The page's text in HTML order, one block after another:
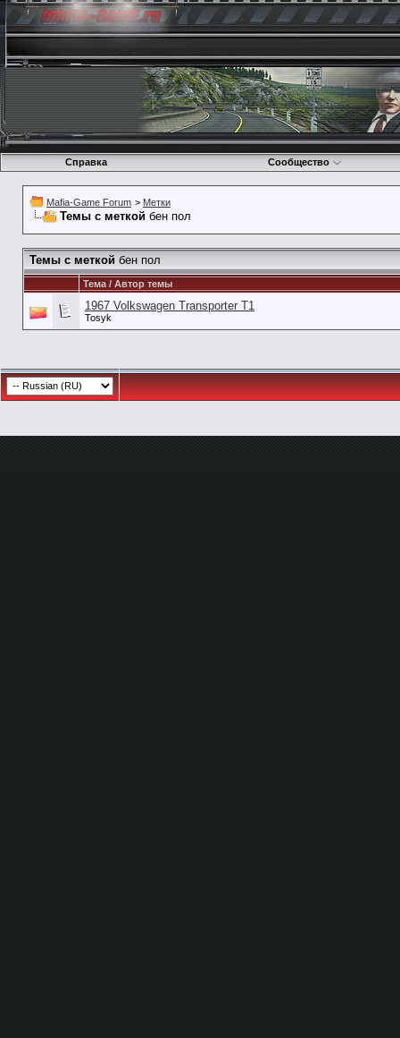
Справка Сообщество
Mafia-Game Forum > Метки
Темы с меткой бен пол
Темы с меткой бен пол
Тема / Автор темы
1967 Volkswagen Transporter T1
Tosyk